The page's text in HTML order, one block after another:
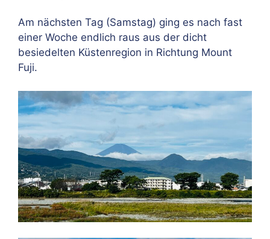
Am nächsten Tag (Samstag) ging es nach fast
einer Woche endlich raus aus der dicht
besiedelten Küstenregion in Richtung Mount
Fuji.